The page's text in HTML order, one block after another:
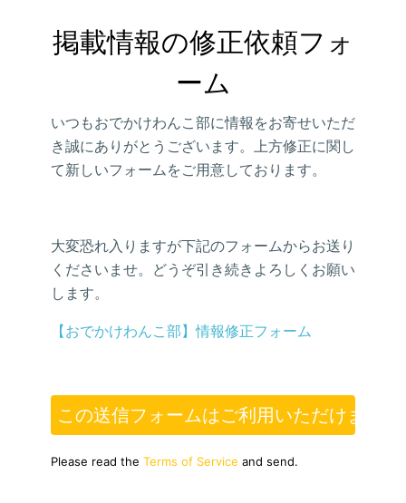
掲載情報の修正依頼フォ
ーム
いつもおでかけわんこ部に情報をお寄せいただ
き誠にありがとうございます。上方修正に関し
て新しいフォームをご用意しております。
大変恐れ入りますが下記のフォームからお送り
くださいませ。どうぞ引き続きよろしくお願い
します。
【おでかけわんこ部】情報修正フォーム
この送信フォームはご利用いただけません
Please read the Terms of Service and send.